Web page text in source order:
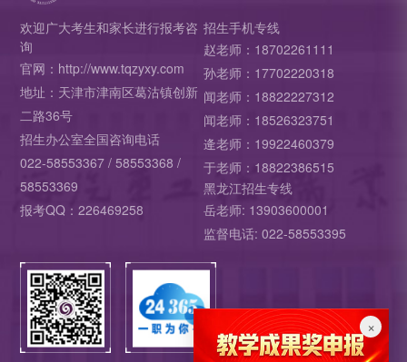
欢迎广大考生和家长进行报考咨
询
官网：http://www.tqzyxy.com
地址：天津市津南区葛沽镇创新
二路36号
招生办公室全国咨询电话
022-58553367 / 58553368 /
58553369
报考QQ：226469258
招生手机专线
赵老师：18702261111
孙老师：17702220318
闻老师：18822227312
闻老师：18526323751
逄老师：19922460379
于老师：18822386515
黑龙江招生专线
岳老师: 13903600001
监督电话: 022-58553395
×